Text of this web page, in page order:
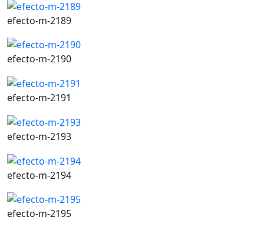
efecto-m-2189
efecto-m-2190
efecto-m-2191
efecto-m-2193
efecto-m-2194
efecto-m-2195